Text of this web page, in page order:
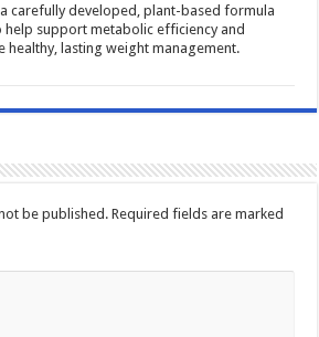
carefully developed, plant-based formula
help support metabolic efficiency and
healthy, lasting weight management.
be published. Required fields are marked